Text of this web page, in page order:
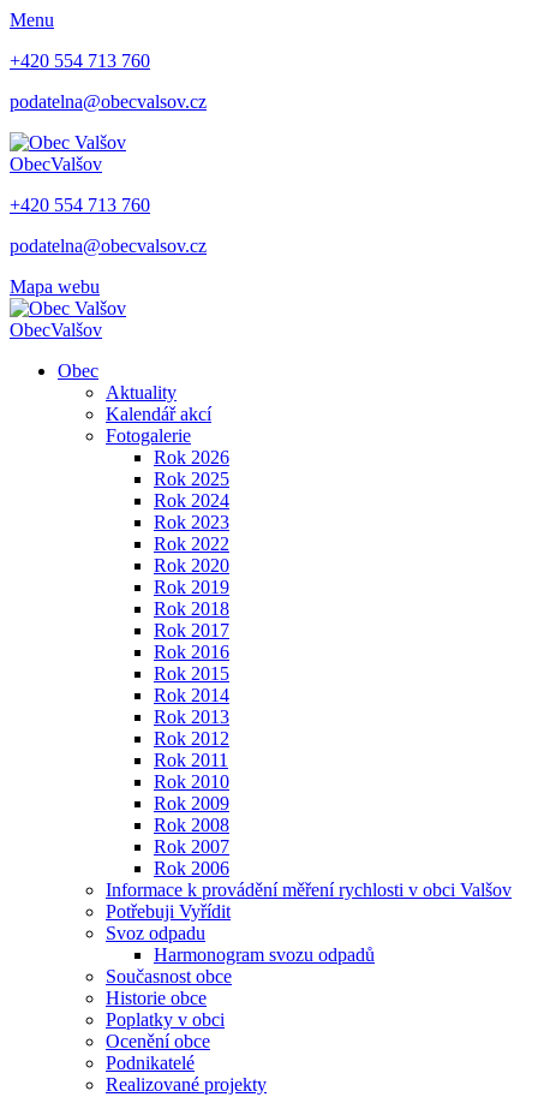
Menu
+420 554 713 760
podatelna@obecvalsov.cz
ObecValšov
+420 554 713 760
podatelna@obecvalsov.cz
Mapa webu
ObecValšov
Obec
Aktuality
Kalendář akcí
Fotogalerie
Rok 2026
Rok 2025
Rok 2024
Rok 2023
Rok 2022
Rok 2020
Rok 2019
Rok 2018
Rok 2017
Rok 2016
Rok 2015
Rok 2014
Rok 2013
Rok 2012
Rok 2011
Rok 2010
Rok 2009
Rok 2008
Rok 2007
Rok 2006
Informace k provádění měření rychlosti v obci Valšov
Potřebuji Vyřídit
Svoz odpadu
Harmonogram svozu odpadů
Současnost obce
Historie obce
Poplatky v obci
Ocenění obce
Podnikatelé
Realizované projekty